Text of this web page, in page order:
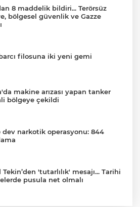
8 maddelik bildiri... Terörsüz
bölgesel güvenlik ve Gazze
filosuna iki yeni gemi
makine arızası yapan tanker
bölgeye çekildi
dev narkotik operasyonu: 844
Tekin’den 'tutarlılık' mesajı... Tarihi
pusula net olmalı